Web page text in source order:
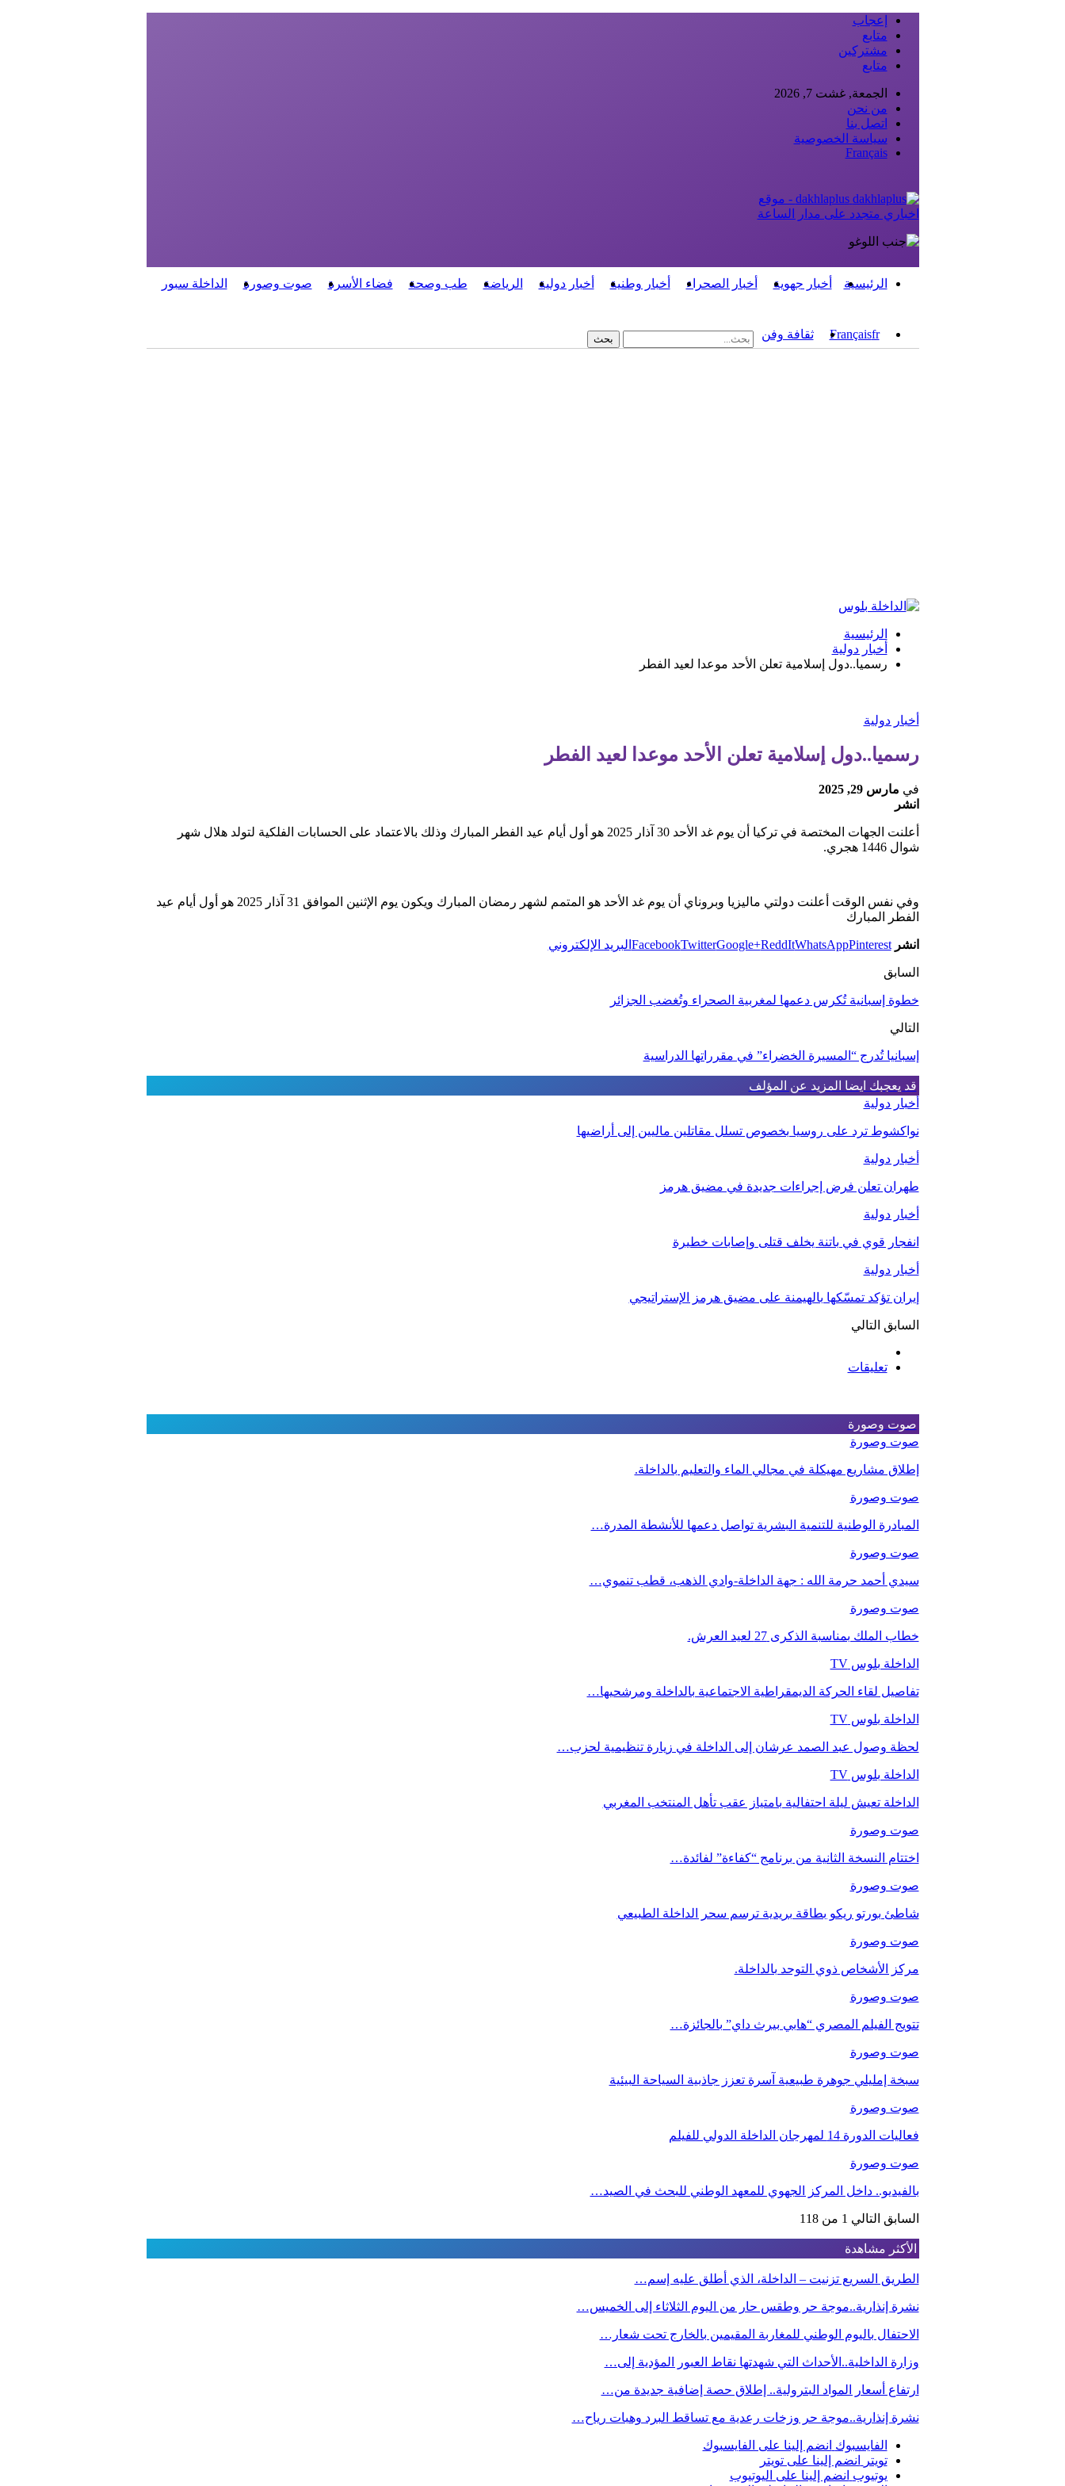
إعجاب
متابع
مشتركين
متابع
الجمعة, غشت 7, 2026
من نحن
اتصل بنا
سياسة الخصوصية
Français
dakhlaplus - موقع
اخباري متجدد على مدار الساعة
الرئيسية أخبار جهوية أخبار الصحراء أخبار وطنية أخبار دولية الرياضة طب وصحة فضاء الأسرة صوت وصورة الداخلة سبور
Françaisfr ثقافة وفن
الرئيسية
أخبار دولية
رسميا..دول إسلامية تعلن الأحد موعدا لعيد الفطر
أخبار دولية
رسميا..دول إسلامية تعلن الأحد موعدا لعيد الفطر
في مارس 29, 2025
انشر
أعلنت الجهات المختصة في تركيا أن يوم غد الأحد 30 آذار 2025 هو أول أيام عيد الفطر المبارك وذلك بالاعتماد على الحسابات الفلكية لتولد هلال شهر
شوال 1446 هجري.
وفي نفس الوقت أعلنت دولتي ماليزيا وبروناي أن يوم غد الأحد هو المتمم لشهر رمضان المبارك ويكون يوم الإثنين الموافق 31 آذار 2025 هو أول أيام عيد
الفطر المبارك
انشر FacebookTwitterGoogle+ReddItWhatsAppPinterest البريد الإلكتروني
السابق
خطوة إسبانية تُكرس دعمها لمغربية الصحراء وتُغضب الجزائر
التالي
إسبانيا تُدرج “المسيرة الخضراء” في مقرراتها الدراسية
قد يعجبك ايضا المزيد عن المؤلف
أخبار دولية
نواكشوط ترد على روسيا بخصوص تسلل مقاتلين ماليين إلى أراضيها
أخبار دولية
طهران تعلن فرض إجراءات جديدة في مضيق هرمز
أخبار دولية
انفجار قوي في باتنة يخلف قتلى وإصابات خطيرة
أخبار دولية
إيران تؤكد تمسّكها بالهيمنة على مضيق هرمز الإستراتيجي
السابق التالي
تعليقات
صوت وصورة
صوت وصورة
إطلاق مشاريع مهيكلة في مجالي الماء والتعليم بالداخلة.
صوت وصورة
المبادرة الوطنية للتنمية البشرية تواصل دعمها للأنشطة المدرة…
صوت وصورة
سيدي أحمد حرمة الله : جهة الداخلة-وادي الذهب، قطب تنموي…
صوت وصورة
خطاب الملك بمناسبة الذكرى 27 لعيد العرش.
الداخلة بلوس TV
تفاصيل لقاء الحركة الديمقراطية الاجتماعية بالداخلة ومرشحيها…
الداخلة بلوس TV
لحظة وصول عبد الصمد عرشان إلى الداخلة في زيارة تنظيمية لحزب…
الداخلة بلوس TV
الداخلة تعيش ليلة احتفالية بامتياز عقب تأهل المنتخب المغربي
صوت وصورة
اختتام النسخة الثانية من برنامج “كفاءة” لفائدة…
صوت وصورة
شاطئ بورتو ريكو بطاقة بريدية ترسم سحر الداخلة الطبيعي
صوت وصورة
مركز الأشخاص ذوي التوحد بالداخلة.
صوت وصورة
تتويج الفيلم المصري “هابي بيرث داي” بالجائزة…
صوت وصورة
سبخة إمليلي جوهرة طبيعية آسرة تعزز جاذبية السياحة البيئية
صوت وصورة
فعاليات الدورة 14 لمهرجان الداخلة الدولي للفيلم
صوت وصورة
بالفيديو.. داخل المركز الجهوي للمعهد الوطني للبحث في الصيد…
السابق التالي 1 من 118
الأكثر مشاهدة
الطريق السريع تزنيت – الداخلة، الذي أطلق عليه إسم…
نشرة إنذارية..موجة حر وطقس حار من اليوم الثلاثاء إلى الخميس…
الاحتفال باليوم الوطني للمغاربة المقيمين بالخارج تحت شعار…
وزارة الداخلية..الأحداث التي شهدتها نقاط العبور المؤدية إلى…
ارتفاع أسعار المواد البترولية.. إطلاق حصة إضافية جديدة من…
نشرة إنذارية..موجة حر وزخات رعدية مع تساقط البرد وهبات رياح…
الفايسبوك انضم إلينا على الفايسبوك
تويتر
انضم إلينا على تويتر
يوتيوب انضم إلينا على اليوتيوب